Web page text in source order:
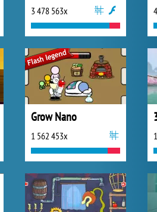
3 478 563x
Grow Nano
1 562 453x